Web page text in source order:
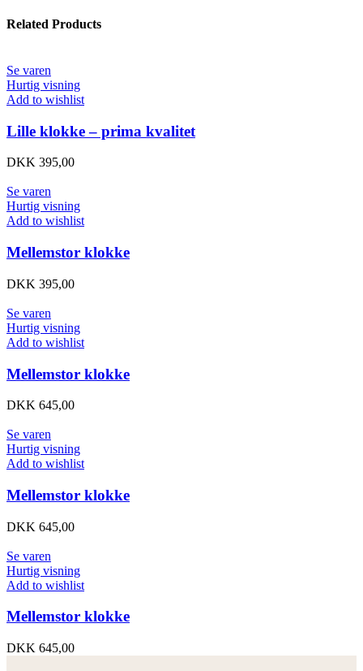
Related Products
Se varen
Hurtig visning
Add to wishlist
Lille klokke – prima kvalitet
DKK 395,00
Se varen
Hurtig visning
Add to wishlist
Mellemstor klokke
DKK 395,00
Se varen
Hurtig visning
Add to wishlist
Mellemstor klokke
DKK 645,00
Se varen
Hurtig visning
Add to wishlist
Mellemstor klokke
DKK 645,00
Se varen
Hurtig visning
Add to wishlist
Mellemstor klokke
DKK 645,00